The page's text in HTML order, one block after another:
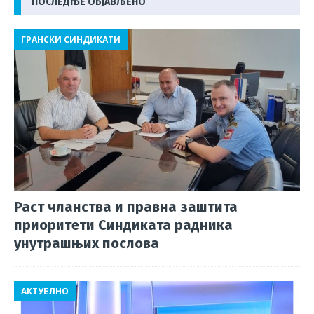
o
o
k
p
p s
Раст чланства и правна заштита
приоритети Синдиката радника
унутрашњих послова
ГРАНСКИ СИНДИКАТИ
АКТУЕЛНО